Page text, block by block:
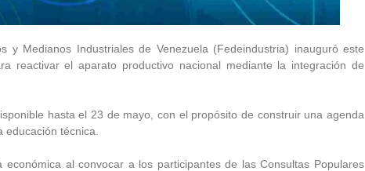
y Medianos Industriales de Venezuela (Fedeindustria) inauguró este
reactivar el aparato productivo nacional mediante la integración de
hasta el 23 de mayo, con el propósito de construir una agenda
técnica.
al convocar a los participantes de las Consultas Populares